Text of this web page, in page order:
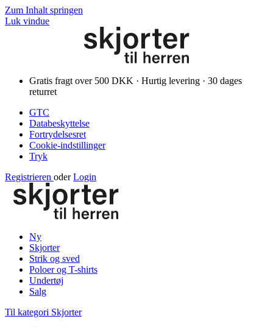
Zum Inhalt springen
Luk vindue
Gratis fragt over 500 DKK · Hurtig levering · 30 dages
returret
GTC
Databeskyttelse
Fortrydelsesret
Cookie-indstillinger
Tryk
Registrieren oder Login
Ny
Skjorter
Strik og sved
Poloer og T-shirts
Undertøj
Salg
Til kategori Skjorter